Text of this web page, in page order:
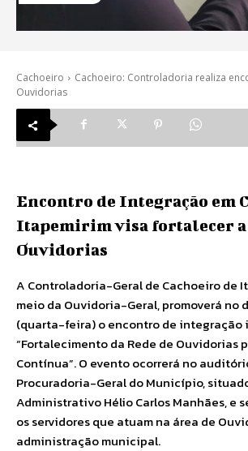
Cachoeiro
Cachoeiro: Controladoria realiza
Ouvidorias
Encontro de Integração em
Itapemirim visa fortalecer a
Ouvidorias
A Controladoria-Geral de Cachoeiro de
meio da Ouvidoria-Geral, promoverá no
(quarta-feira) o encontro de
“Fortalecimento da Rede de Ouvidorias
Contínua”. O evento ocorrerá no
Procuradoria-Geral do Município,
Administrativo Hélio Carlos Manhães, e
os servidores que atuam na área de
administração municipal.